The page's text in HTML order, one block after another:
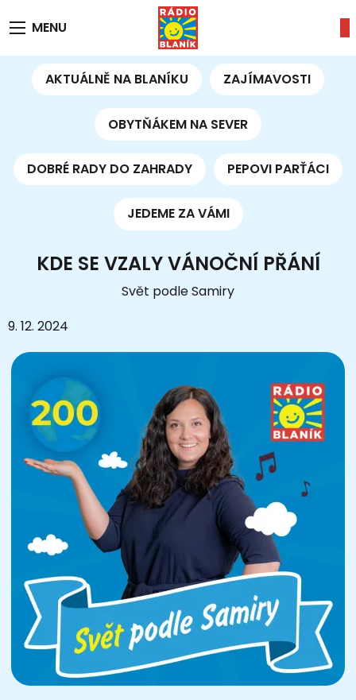
MENU
AKTUÁLNĚ NA BLANÍKU ZAJÍMAVOSTI
OBYTŇÁKEM NA SEVER
DOBRÉ RADY DO ZAHRADY PEPOVI PARŤÁCI
JEDEME ZA VÁMI
KDE SE VZALY VÁNOČNÍ PŘÁNÍ
Svět podle Samiry
9. 12. 2024